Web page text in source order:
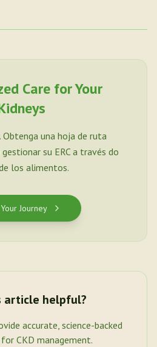
Care for Your
Obtenga una hoja de ruta
su ERC a través do
los alimentos.
Journey
article helpful?
accurate, science-backed
CKD management.